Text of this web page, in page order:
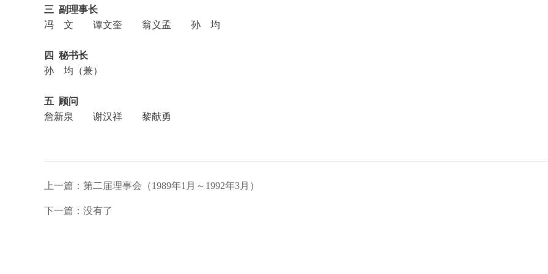
三 副理事长
冯 文 谭文奎 翁义孟 孙 均
四 秘书长
孙 均（兼）
五 顾问
詹新泉 谢汉祥 黎献勇
上一篇：第二届理事会（1989年1月～1992年3月）
下一篇：没有了